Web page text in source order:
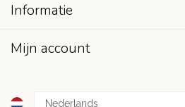
Informatie
Mijn account